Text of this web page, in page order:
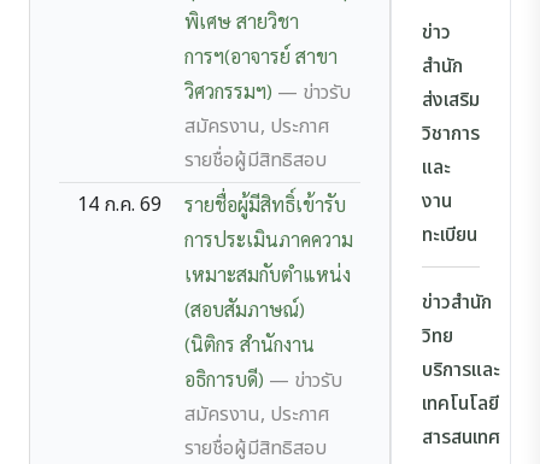
พิเศษ สายวิชา
การฯ(อาจารย์ สาขา
วิศวกรรมฯ) — ข่าวรับ
สมัครงาน, ประกาศ
รายชื่อผู้มีสิทธิสอบ
14 ก.ค. 69
รายชื่อผู้มีสิทธิ์เข้ารับ
การประเมินภาคความ
เหมาะสมกับตำแหน่ง
(สอบสัมภาษณ์)
(นิติกร สำนักงาน
อธิการบดี) — ข่าวรับ
สมัครงาน, ประกาศ
รายชื่อผู้มีสิทธิสอบ
ข่าว
สำนัก
ส่งเสริม
วิชาการ
และ
งาน
ทะเบียน
ข่าวสำนัก
วิทย
บริการและ
เทคโนโลยี
สารสนเทศ